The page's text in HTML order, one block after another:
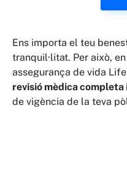
Ens importa el teu
tranquil·litat. Per això,
assegurança de vida
revisió mèdica
de vigència de la teva